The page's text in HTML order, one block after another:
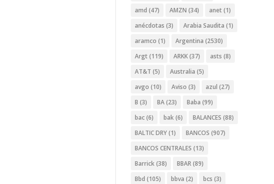
amd (47) AMZN (34) anet (1)
anécdotas (3) Arabia Saudita (1)
aramco (1) Argentina (2530)
Argt (119) ARKK(37) asts (8)
AT&T (5) Australia (5)
avgo (10) Aviso (3) azul (27)
B (3) BA(23) Baba (99)
bac(6) bak(6) BALANCES (88)
BALTIC DRY(1) BANCOS (907)
BANCOS CENTRALES (13)
Barrick(38) BBAR(89)
Bbd (105) bbva (2) bcs (3)